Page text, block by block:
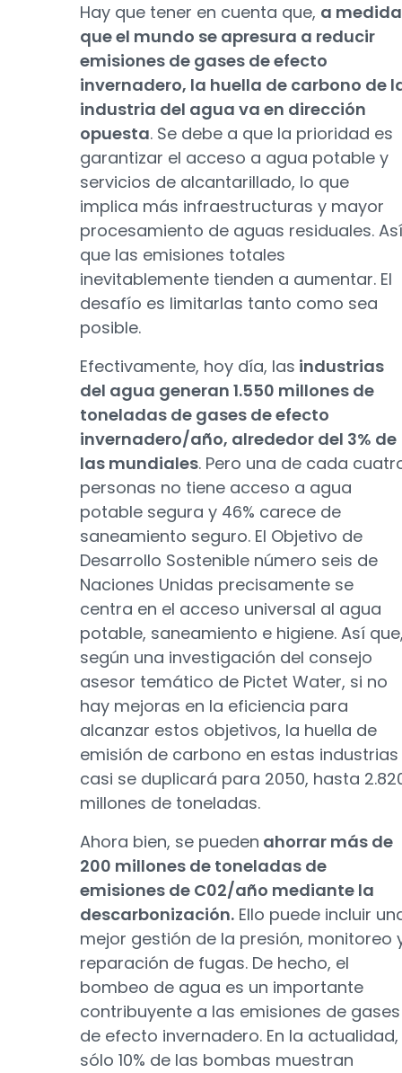
Hay que tener en cuenta que, a medida
que el mundo se apresura a reducir
emisiones de gases de efecto
invernadero, la huella de carbono de
industria del agua va en dirección
opuesta. Se debe a que la prioridad es
garantizar el acceso a agua potable y
servicios de alcantarillado, lo que
implica más infraestructuras y mayor
procesamiento de aguas residuales. Así
que las emisiones totales
inevitablemente tienden a aumentar. El
desafío es limitarlas tanto como sea
posible.
Efectivamente, hoy día, las industrias
del agua generan 1.550 millones de
toneladas de gases de efecto
invernadero/año, alrededor del 3% de
las mundiales. Pero una de cada
personas no tiene acceso a agua
potable segura y 46% carece de
saneamiento seguro. El Objetivo de
Desarrollo Sostenible número seis de
Naciones Unidas precisamente se
centra en el acceso universal al agua
potable, saneamiento e higiene. Así
según una investigación del consejo
asesor temático de Pictet Water, si no
hay mejoras en la eficiencia para
alcanzar estos objetivos, la huella de
emisión de carbono en estas industrias
casi se duplicará para 2050, hasta
millones de toneladas.
Ahora bien, se pueden ahorrar más de
200 millones de toneladas de
emisiones de C02/año mediante la
descarbonización. Ello puede incluir
mejor gestión de la presión, monitoreo
reparación de fugas. De hecho, el
bombeo de agua es un importante
contribuyente a las emisiones de gases
de efecto invernadero. En la actualidad,
sólo 10% de las bombas muestran